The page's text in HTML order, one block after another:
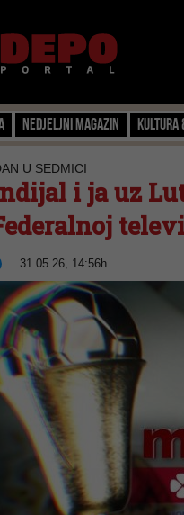
Nedjeljni magazin Kultura
U SEDMICI
i ja uz
31.05.26, 14:56h